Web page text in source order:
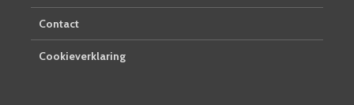
Contact
Cookieverklaring